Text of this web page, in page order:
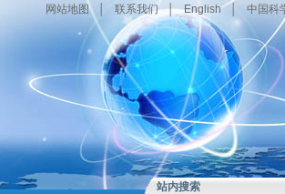
网站地图 联系我们 │ English 中国科
站内搜索